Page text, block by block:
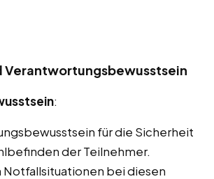
Verantwortungsbewusstsein
:
für die Sicherheit
der Teilnehmer.
Notfallsituationen bei diesen